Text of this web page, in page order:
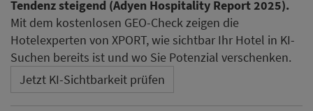
Tendenz steigend (Adyen Hospitality Report 2025).
Mit dem kostenlosen GEO-Check zeigen die
Hotelexperten von XPORT, wie sichtbar Ihr Hotel in KI-
Suchen bereits ist und wo Sie Potenzial verschenken.
Jetzt KI-Sichtbarkeit prüfen